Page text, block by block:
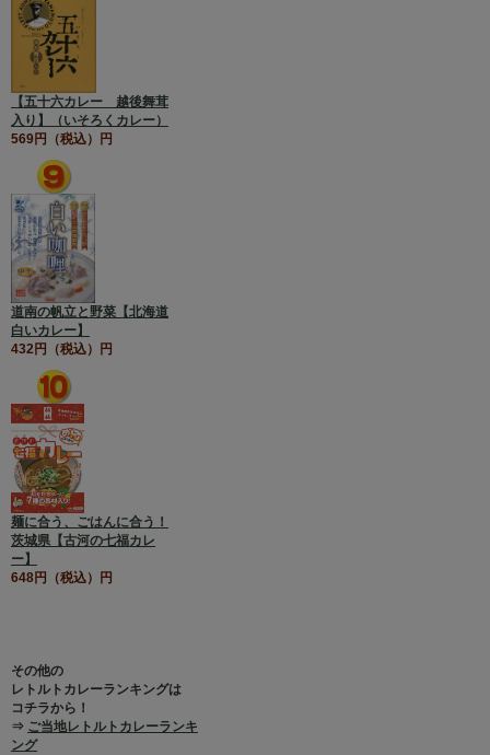
【五十六カレー 越後舞茸
入り】（いそろくカレー）
569円（税込）円
道南の帆立と野菜【北海道
白いカレー】
432円（税込）円
麺に合う、ごはんに合う！
茨城県【古河の七福カレ
ー】
648円（税込）円
その他の
レトルトカレーランキングは
コチラから！
⇒ ご当地レトルトカレーランキ
ング